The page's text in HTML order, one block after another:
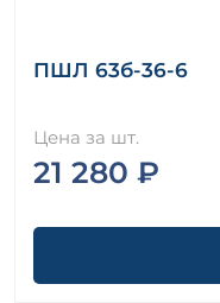
ПШЛ 63б-36-6
Цена за шт.
21 280 ₽